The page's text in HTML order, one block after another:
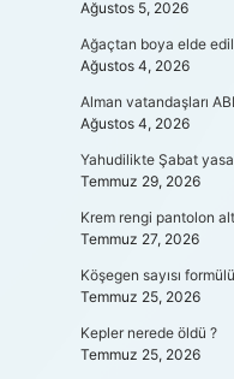
Ağustos 5, 2026
Ağaçtan boya elde
Ağustos 4, 2026
Alman vatandaşları
Ağustos 4, 2026
Yahudilikte Şabat
Temmuz 29, 2026
Krem rengi pantolon
Temmuz 27, 2026
Köşegen sayısı
Temmuz 25, 2026
Kepler nerede öldü ?
Temmuz 25, 2026